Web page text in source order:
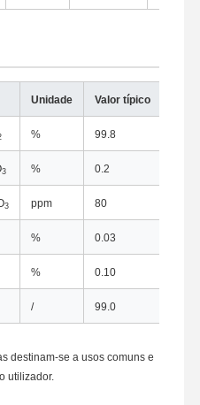
Unidade Valor típico
% 99.8
3 % 0.2
3 ppm 80
% 0.03
% 0.10
/ 99.0
destinam-se a usos comuns e
utilizador.